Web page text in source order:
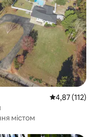
Середня
4,87 (112)
містом